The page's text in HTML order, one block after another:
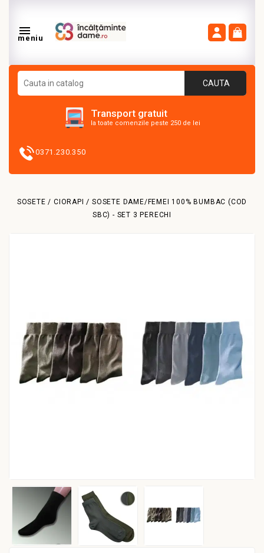

meniu
CAUTA
Transport gratuit
la toate comenzile peste 250 de lei
0371.230.350
SOSETE / CIORAPI
SOSETE DAME/FEMEI 100% BUMBAC (COD
SBC) - SET 3 PERECHI